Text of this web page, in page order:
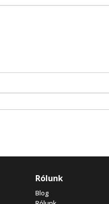
Rólunk
Blog